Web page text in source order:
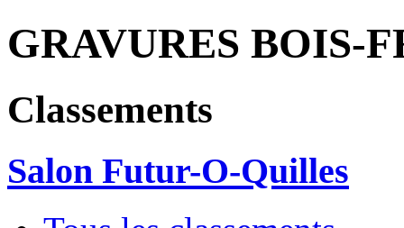
GRAVURES BOIS-
Classements
Salon Futur-O-Quilles